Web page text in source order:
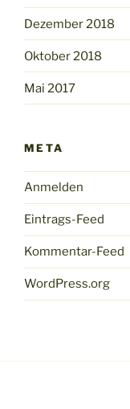
Dezember 2018
Oktober 2018
Mai 2017
META
Anmelden
Eintrags-Feed
Kommentar-Feed
WordPress.org